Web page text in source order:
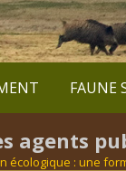
FAUNE
agents
écologique : une